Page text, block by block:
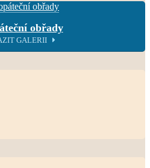
obřady
GALERII